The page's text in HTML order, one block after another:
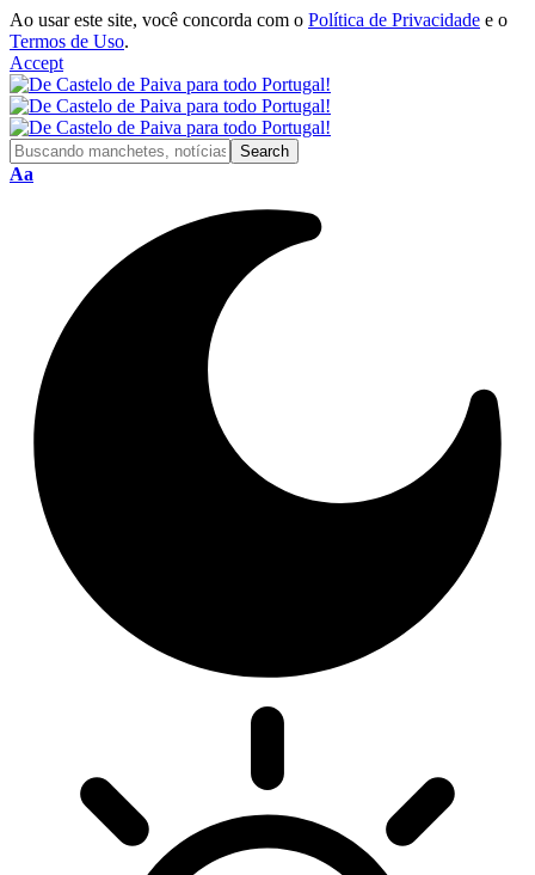
Ao usar este site, você concorda com o Política de Privacidade e o
Termos de Uso.
Accept
Font
Aa